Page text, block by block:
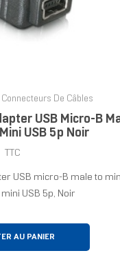
De Câbles
USB Micro-B
USB 5p Noir
TTC
USB micro-B male to
USB 5p, Noir
AU PANIER